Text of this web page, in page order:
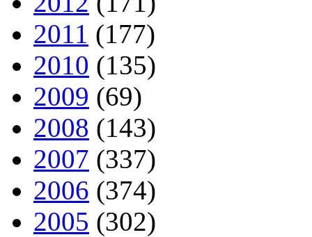
2011 (177)
2010 (135)
2009 (69)
2008 (143)
2007 (337)
2006 (374)
2005 (302)